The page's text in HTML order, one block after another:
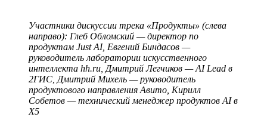
Участники дискуссии трека «Продукты» (слева
направо): Глеб Обломский — директор по
продуктам Just AI, Евгений Биндасов —
руководитель лаборатории искусственного
интеллекта hh.ru, Дмитрий Легчиков — AI Lead в
2ГИС, Дмитрий Михель — руководитель
продуктового направления Авито, Кирилл
Собетов — технический менеджер продуктов AI в
X5